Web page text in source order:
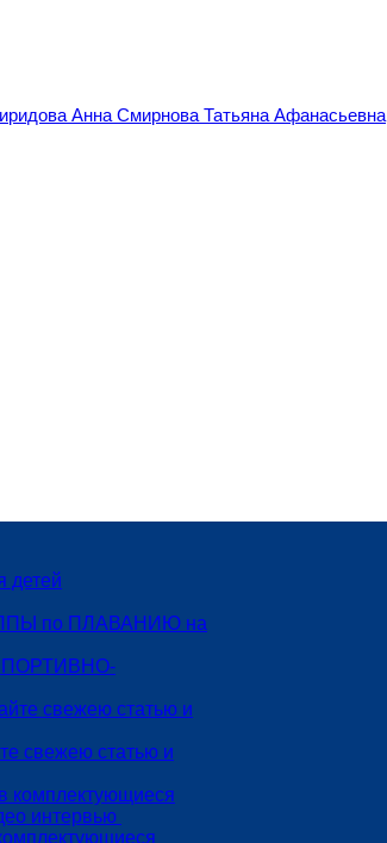
Анна Смирнова Татьяна Афанасьевна
по ПЛАВАНИЮ на
свежею статью и